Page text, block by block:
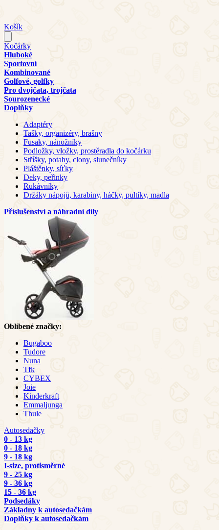
Košík
Kočárky
Hluboké
Sportovní
Kombinované
Golfové, golfky
Pro dvojčata, trojčata
Sourozenecké
Doplňky
Adaptéry
Tašky, organizéry, brašny
Fusaky, nánožníky
Podložky, vložky, prostěradla do kočárku
Stříšky, potahy, clony, slunečníky
Pláštěnky, síťky
Deky, peřinky
Rukávníky
Držáky nápojů, karabiny, háčky, pultíky, madla
Příslušenství a náhradní díly
Oblíbené značky:
Bugaboo
Tudore
Nuna
Tfk
CYBEX
Joie
Kinderkraft
Emmaljunga
Thule
Autosedačky
0 - 13 kg
0 - 18 kg
9 - 18 kg
I-size, protisměrné
9 - 25 kg
9 - 36 kg
15 - 36 kg
Podsedáky
Základny k autosedačkám
Doplňky k autosedačkám